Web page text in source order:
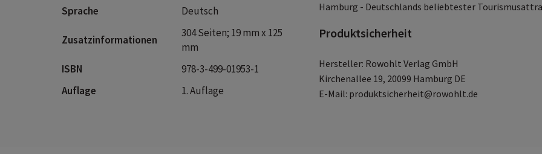
Sprache
Deutsch
Zusatzinformationen
304 Seiten; 19 mm x 125
mm
ISBN
978-3-499-01953-1
Auflage
1. Auflage
Hamburg - Deutschlands beliebtester
Produktsicherheit
Hersteller: Rowohlt Verlag GmbH
Kirchenallee 19, 20099 Hamburg DE
E-Mail: produktsicherheit@rowohlt.de